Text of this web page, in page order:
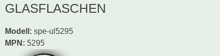
GLASFLASCHEN
Modell : spe-ul5295
MPN: 5295